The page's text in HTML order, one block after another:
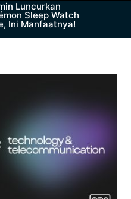
Luncurkan
Sleep Watch
Ini Manfaatnya!